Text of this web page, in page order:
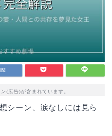
(広告)が含まれています。
シーン、涙なしには見ら